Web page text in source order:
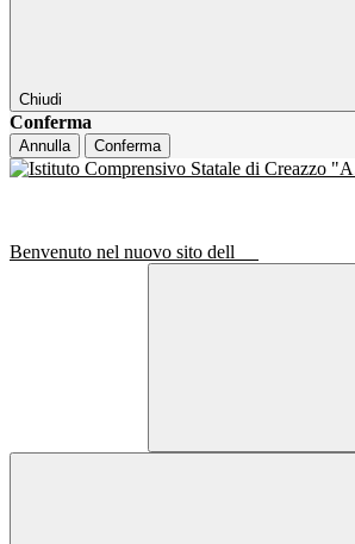
Chiudi
Conferma
Annulla Conferma
Benvenuto nel nuovo sito dell